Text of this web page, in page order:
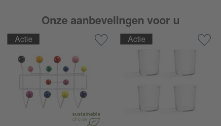
Onze aanbevelingen voor u
Actie Actie